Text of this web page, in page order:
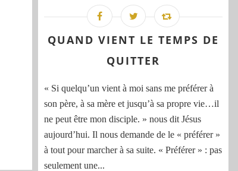
QUAND VIENT LE TEMPS DE
QUITTER
« Si quelqu’un vient à moi sans me préférer à
son père, à sa mère et jusqu’à sa propre vie…il
ne peut être mon disciple. » nous dit Jésus
aujourd’hui. Il nous demande de le « préférer »
à tout pour marcher à sa suite. « Préférer » : pas
seulement une...